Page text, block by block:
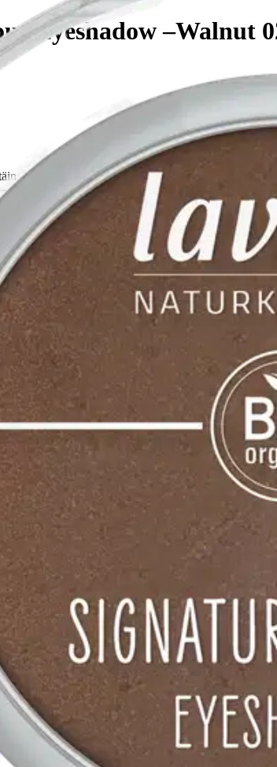
Eyeshadow –Walnut
Postin
luomilla pitkään vahvan väripigmentin ansiosta.
puutteita tai niitä voisi muuten parantaa, anna